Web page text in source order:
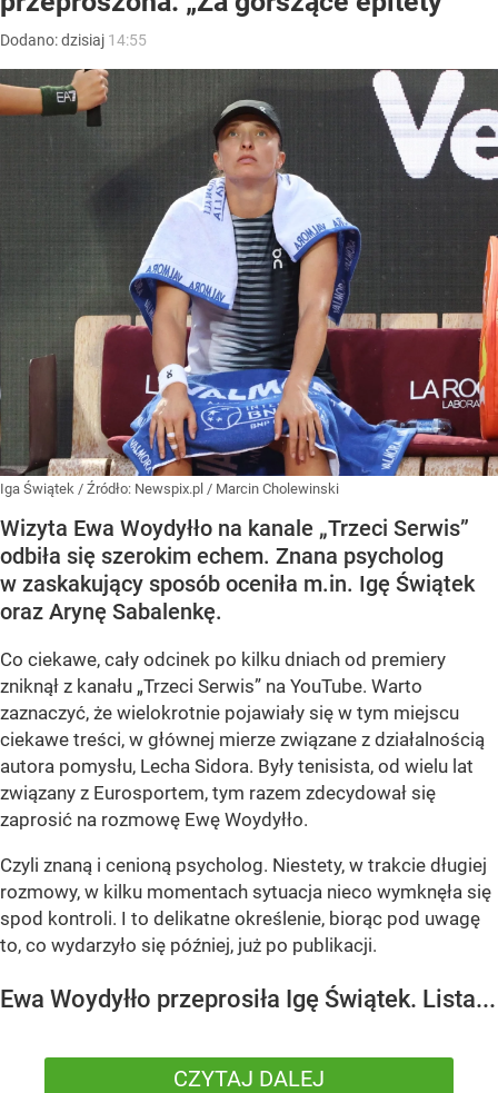
Dodano:dzisiaj 14:55
Iga Świątek / Źródło: Newspix.pl / Marcin Cholewinski
Wizyta Ewa Woydyłło na kanale „Trzeci Serwis”
odbiła się szerokim echem. Znana psycholog
w zaskakujący sposób oceniła m.in. Igę Świątek
oraz Arynę Sabalenkę.
Co ciekawe, cały odcinek po kilku dniach od premiery
zniknął z kanału „Trzeci Serwis” na YouTube. Warto
zaznaczyć, że wielokrotnie pojawiały się w tym miejscu
ciekawe treści, w głównej mierze związane z działalnością
autora pomysłu, Lecha Sidora. Były tenisista, od wielu lat
związany z Eurosportem, tym razem zdecydował się
zaprosić na rozmowę Ewę Woydyłło.
Czyli znaną i cenioną psycholog. Niestety, w trakcie długiej
rozmowy, w kilku momentach sytuacja nieco wymknęła się
spod kontroli. I to delikatne określenie, biorąc pod uwagę
to, co wydarzyło się później, już po publikacji.
Ewa Woydyłło przeprosiła Igę Świątek. Lista...
CZYTAJ DALEJ